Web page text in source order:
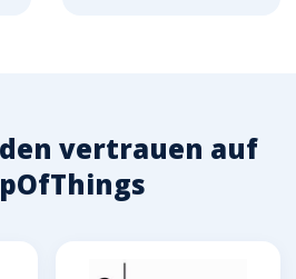
vertrauen auf